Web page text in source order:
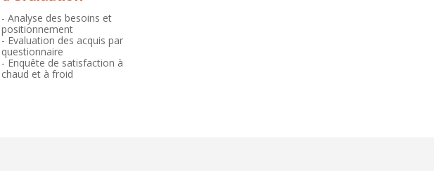
- Analyse des besoins et
positionnement
- Evaluation des acquis par
questionnaire
- Enquête de satisfaction à
chaud et à froid